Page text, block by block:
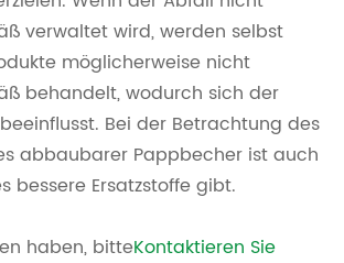
verwaltet wird, werden selbst
möglicherweise nicht
behandelt, wodurch sich der
Bei der Betrachtung des
abbaubarer Pappbecher ist auch
bessere Ersatzstoffe gibt.
haben, bitteKontaktieren Sie